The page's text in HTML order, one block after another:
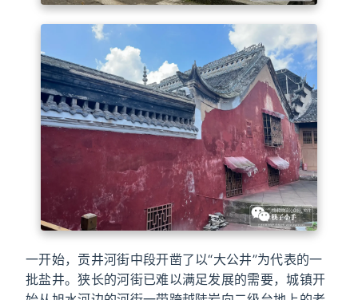
一开始，贡井河街中段开凿了以“大公井”为代表的一
批盐井。狭长的河街已难以满足发展的需要，城镇开